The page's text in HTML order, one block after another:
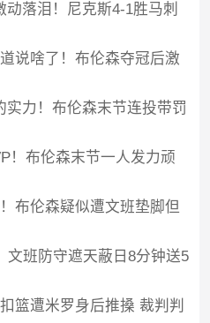
落泪！尼克斯4-1胜马刺
说啥了！布伦森夺冠后激
实力！布伦森末节连投带罚
！布伦森末节一人发力顽
布伦森疑似遭文班垫脚但
文班防守遮天蔽日8分钟送5
篮遭米罗身后推搡 裁判判